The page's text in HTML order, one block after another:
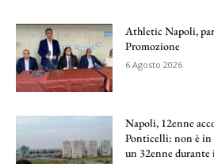
Athletic Napoli,
Promozione
6 Agosto 2026
Napoli, 12enne
Ponticelli: non è
un 32enne